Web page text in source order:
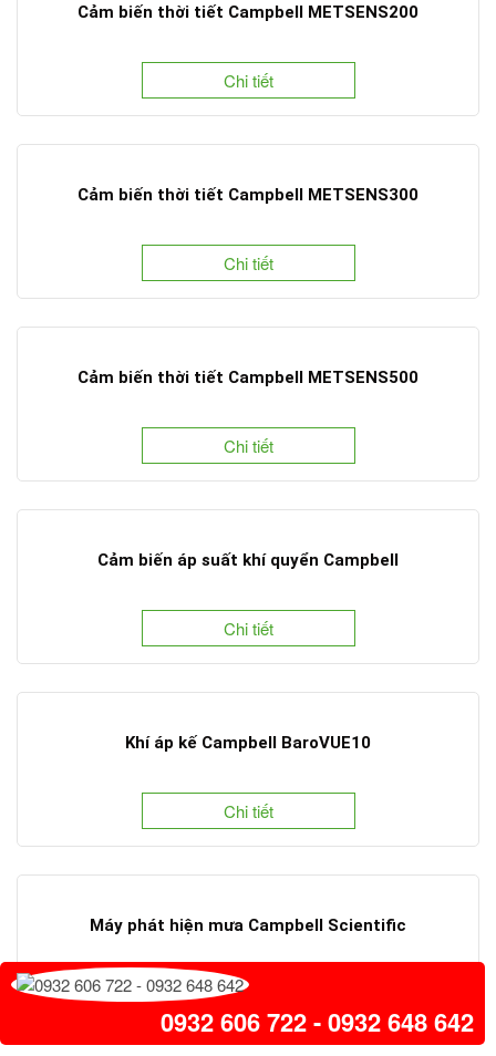
Cảm biến thời tiết Campbell METSENS200
Chi tiết
Cảm biến thời tiết Campbell METSENS300
Chi tiết
Cảm biến thời tiết Campbell METSENS500
Chi tiết
Cảm biến áp suất khí quyển Campbell
Chi tiết
Khí áp kế Campbell BaroVUE10
Chi tiết
Máy phát hiện mưa Campbell Scientific
Chi tiết
0932 606 722 - 0932 648 642